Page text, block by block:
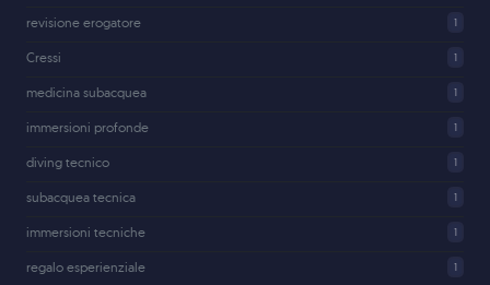
revisione erogatore 1
Cressi 1
medicina subacquea 1
immersioni profonde 1
diving tecnico 1
subacquea tecnica 1
immersioni tecniche 1
regalo esperienziale 1